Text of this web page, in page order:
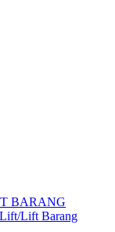
BARANG
Lift Barang